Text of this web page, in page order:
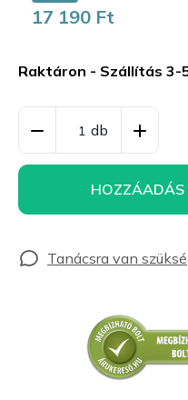
17 190 Ft
Raktáron - Szállítás 3-
HOZZÁADÁS